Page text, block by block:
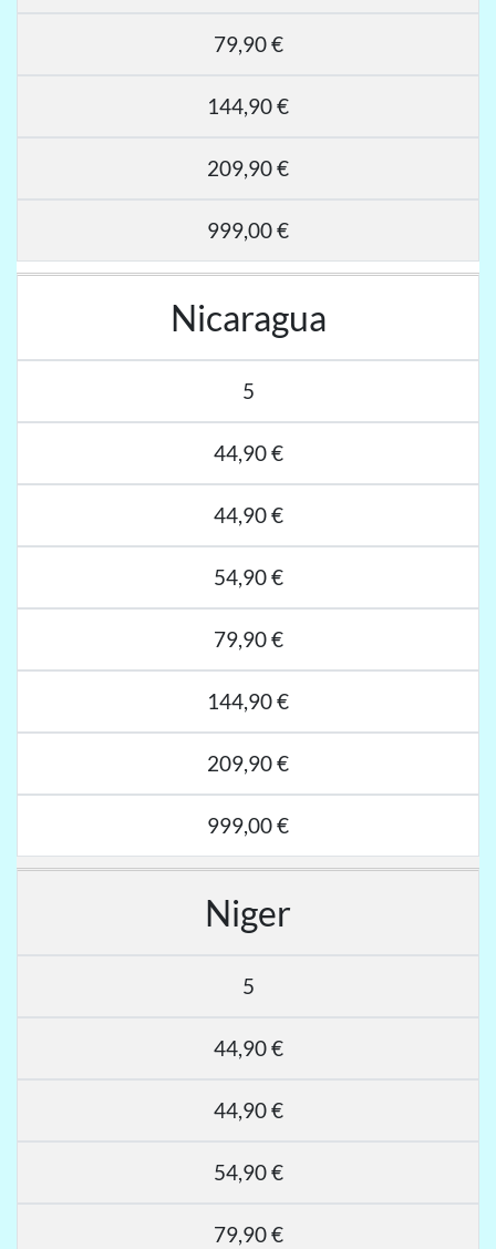
79,90 €
144,90 €
209,90 €
999,00 €
Nicaragua
5
44,90 €
44,90 €
54,90 €
79,90 €
144,90 €
209,90 €
999,00 €
Niger
5
44,90 €
44,90 €
54,90 €
79,90 €